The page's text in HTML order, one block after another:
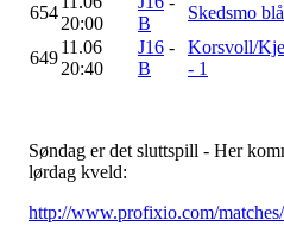
654
20:00
B
Skedsmo blå
649
11.06
20:40
J16 -
B
Korsvoll/
- 1
Søndag er det sluttspill - Her
lørdag kveld:
http://www.profixio.com/